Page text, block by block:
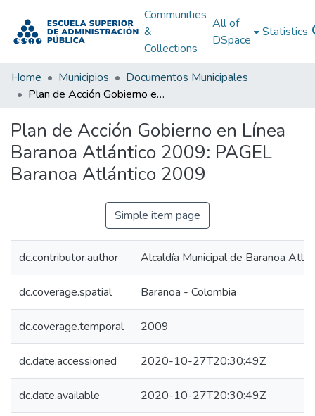
Communities
&
Collections
All of
DSpace
Statistics
Home Municipios
Documentos Municipales
Plan de Acción Gobierno en Línea Baranoa Atlántico 2009: PAGEL Baranoa Atlántico 2009
Plan de Acción Gobierno en Línea
Baranoa Atlántico 2009: PAGEL
Baranoa Atlántico 2009
Simple item page
dc.contributor.author Alcaldía Municipal de Baranoa
dc.coverage.spatial Baranoa - Colombia
dc.coverage.temporal 2009
dc.date.accessioned 2020-10-27T20:30:49Z
dc.date.available 2020-10-27T20:30:49Z